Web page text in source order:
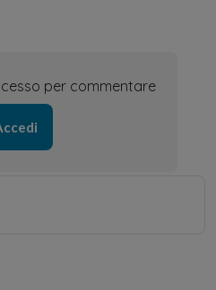
per commentare